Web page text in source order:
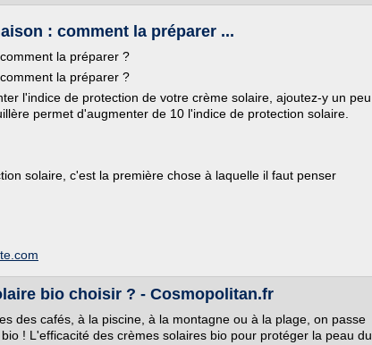
: comment la préparer ...
la préparer ?
la préparer ?
l'indice de protection de votre crème solaire, ajoutez-y un peu
permet d'augmenter de 10 l'indice de protection solaire.
solaire, c'est la première chose à laquelle il faut penser
bio choisir ? - Cosmopolitan.fr
des cafés, à la piscine, à la montagne ou à la plage, on passe
! L'efficacité des crèmes solaires bio pour protéger la peau du